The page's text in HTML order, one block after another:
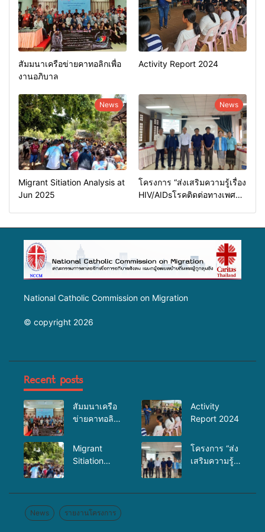
สัมมนาเครือข่ายคาทอลิกเพื่อ
งานอภิบาล
Activity Report 2024
News
Migrant Sitiation Analysis at
Jun 2025
News
โครงการ “ส่งเสริมความรู้เรื่อง
HIV/AIDsโรคติดต่อทางเพศ
National Catholic Commission on Migration
© copyright 2026
Recent posts
สัมมนาเครือ
ข่ายคาทอลิก
อภิบาล
Activity
Report 2024
Migrant
Sitiation
โครงการ “ส่ง
เสริมความรู้
News รายงานโครงการ